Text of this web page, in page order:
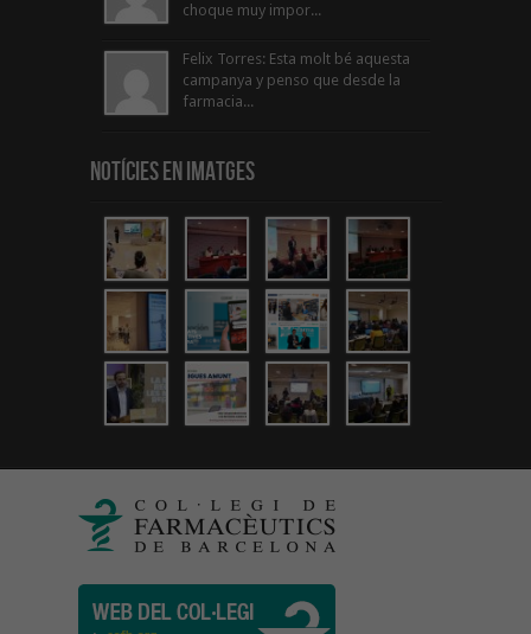
choque muy impor...
Felix Torres: Esta molt bé aquesta
campanya y penso que desde la
farmacia...
Notícies en Imatges